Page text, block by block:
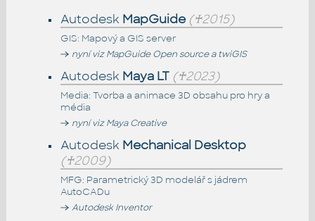
Autodesk MapGuide (♰2015)
GIS: Mapový a GIS server
nyní viz MapGuide Open source a twiGIS
Autodesk Maya LT (♰2023)
Media: Tvorba a animace 3D obsahu pro hry a
média
nyní viz Maya Creative
Autodesk Mechanical Desktop
(♰2009)
MFG: Parametrický 3D modelář s jádrem
AutoCADu
Autodesk Inventor